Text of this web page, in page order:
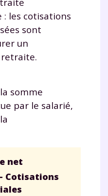
les cotisations
sont
un
somme
par le salarié,
net
Cotisations
à cette adresse e-mail. En
à ce que vos
traitées par SEJER, sous
puisse vous donner
pendant 24h. Pour en
données personnelles et
consulter
les actualités et des
part de